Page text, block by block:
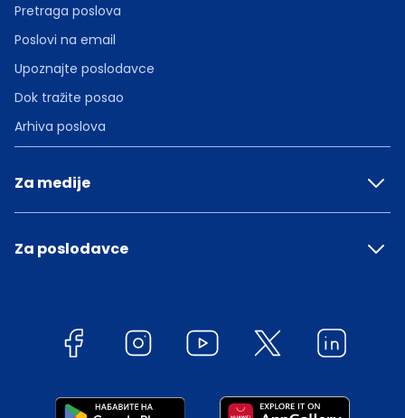
Pretraga poslova
Poslovi na email
Upoznajte poslodavce
Dok tražite posao
Arhiva poslova
Za medije
Za poslodavce